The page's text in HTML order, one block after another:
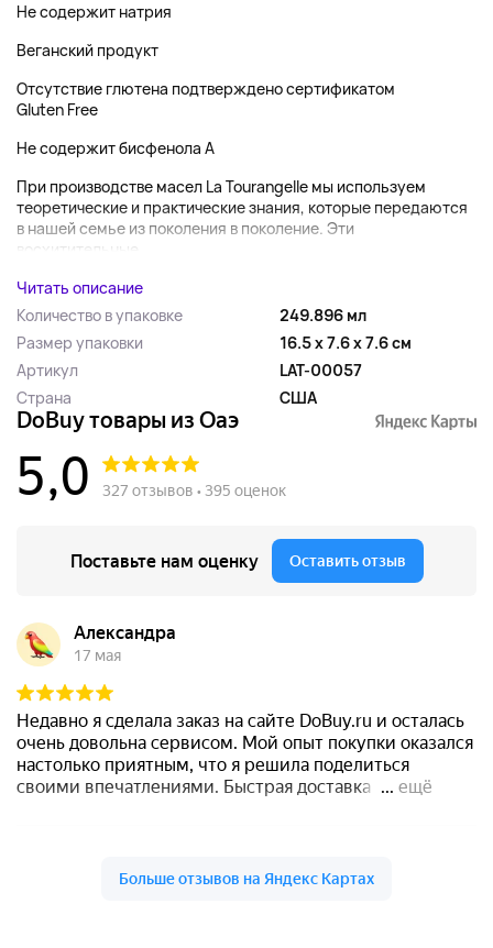
Не содержит натрия
Веганский продукт
Отсутствие глютена подтверждено сертификатом
Gluten Free
Не содержит бисфенола A
При производстве масел La Tourangelle мы используем
теоретические и практические знания, которые передаются
в нашей семье из поколения в поколение. Эти
восхитительные...
Читать описание
Количество в упаковке
249.896 мл
Размер упаковки
16.5 x 7.6 x 7.6 см
Артикул
LAT-00057
Страна
США